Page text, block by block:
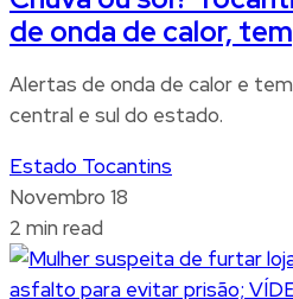
de onda de calor,
Alertas de onda de calor e
central e sul do estado.
Estado Tocantins
Novembro 18
2 min read